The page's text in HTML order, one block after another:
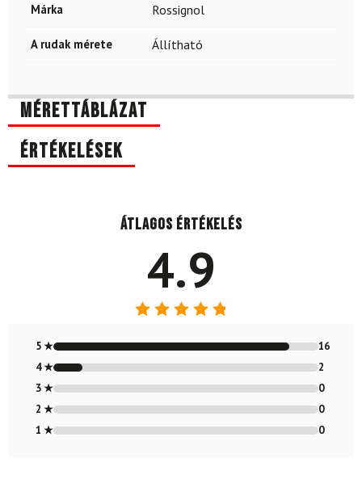
Márka Rossignol
A rudak mérete Állítható
Mérettáblázat
Értékelések
Átlagos értékelés
4.9
4.89/ 5
5 ★
16
4 ★
2
3 ★
0
2 ★
0
1 ★
0